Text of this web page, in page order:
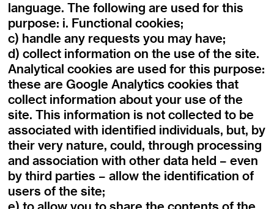
language. The following are used for this
purpose: i. Functional cookies;
c) handle any requests you may have;
d) collect information on the use of the site.
Analytical cookies are used for this purpose:
these are Google Analytics cookies that
collect information about your use of the
site. This information is not collected to be
associated with identified individuals, but, by
their very nature, could, through processing
and association with other data held – even
by third parties – allow the identification of
users of the site;
e) to allow you to share the contents of the